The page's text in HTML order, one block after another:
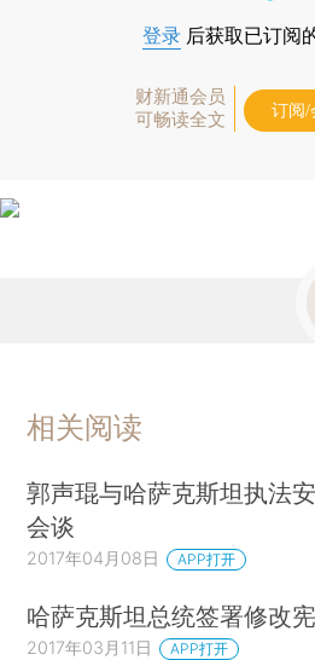
登录 后获取已订阅
财新通会员
可畅读全文
订阅/
相关阅读
郭声琨与哈萨克斯坦执法
会谈
2017年04月08日 APP打开
哈萨克斯坦总统签署修改
2017年03月11日 APP打开